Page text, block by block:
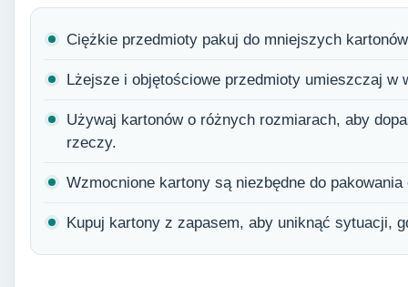
Ciężkie przedmioty pakuj do mniejszych
Lżejsze i objętościowe przedmioty umieszczaj w
Używaj kartonów o różnych rozmiarach, aby
rzeczy.
Wzmocnione kartony są niezbędne do
Kupuj kartony z zapasem, aby uniknąć sytuacji,